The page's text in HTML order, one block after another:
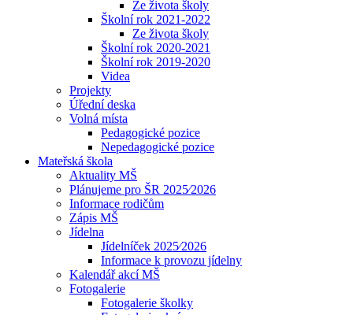
Ze života školy
Školní rok 2021-2022
Ze života školy
Školní rok 2020-2021
Školní rok 2019-2020
Videa
Projekty
Úřední deska
Volná místa
Pedagogické pozice
Nepedagogické pozice
Mateřská škola
Aktuality MŠ
Plánujeme pro ŠR 2025⁄2026
Informace rodičům
Zápis MŠ
Jídelna
Jídelníček 2025⁄2026
Informace k provozu jídelny
Kalendář akcí MŠ
Fotogalerie
Fotogalerie školky